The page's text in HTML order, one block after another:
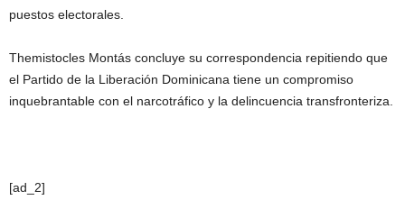
puestos electorales.
Themistocles Montás concluye su correspondencia repitiendo que
el Partido de la Liberación Dominicana tiene un compromiso
inquebrantable con el narcotráfico y la delincuencia transfronteriza.
[ad_2]